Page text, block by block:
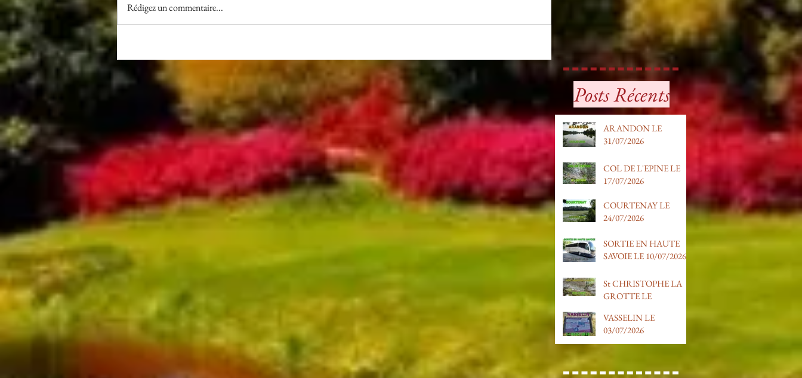
Rédigez un commentaire...
Posts Récents
ARANDON LE
31/07/2026
COL DE L'EPINE LE
17/07/2026
COURTENAY LE
24/07/2026
SORTIE EN HAUTE
SAVOIE LE 10/07/2026
St CHRISTOPHE LA
GROTTE LE
VASSELIN LE
03/07/2026